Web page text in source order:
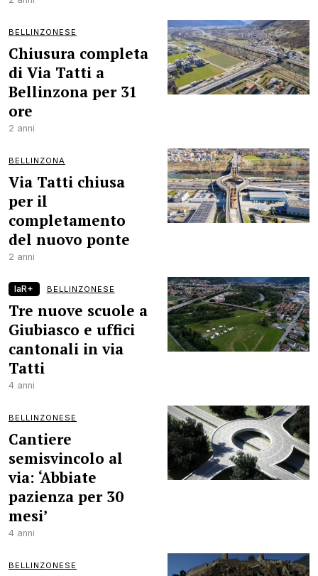
BELLINZONESE
Chiusura completa
di Via Tatti a
Bellinzona per 31
ore
2 anni
BELLINZONA
Via Tatti chiusa
per il
completamento
del nuovo ponte
2 anni
laR+ BELLINZONESE
Tre nuove scuole a
Giubiasco e uffici
cantonali in via
Tatti
4 anni
BELLINZONESE
Cantiere
semisvincolo al
via: ‘Abbiate
pazienza per 30
mesi’
4 anni
BELLINZONESE